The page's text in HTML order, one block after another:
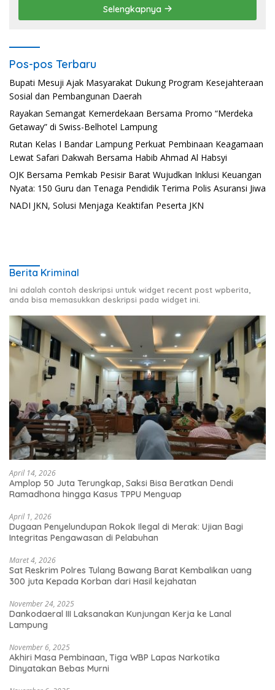
Selengkapnya
Pos-pos Terbaru
Bupati Mesuji Ajak Masyarakat Dukung Program Kesejahteraan
Sosial dan Pembangunan Daerah
Rayakan Semangat Kemerdekaan Bersama Promo “Merdeka
Getaway” di Swiss-Belhotel Lampung
Rutan Kelas I Bandar Lampung Perkuat Pembinaan Keagamaan
Lewat Safari Dakwah Bersama Habib Ahmad Al Habsyi
OJK Bersama Pemkab Pesisir Barat Wujudkan Inklusi Keuangan
Nyata: 150 Guru dan Tenaga Pendidik Terima Polis Asuransi Jiwa
NADI JKN, Solusi Menjaga Keaktifan Peserta JKN
Berita Kriminal
Ini adalah contoh deskripsi untuk widget recent post wpberita,
anda bisa memasukkan deskripsi pada widget ini.
April 14, 2026
Amplop 50 Juta Terungkap, Saksi Bisa Beratkan Dendi
Ramadhona hingga Kasus TPPU Menguap
April 1, 2026
Dugaan Penyelundupan Rokok Ilegal di Merak: Ujian Bagi
Integritas Pengawasan di Pelabuhan
Maret 4, 2026
Sat Reskrim Polres Tulang Bawang Barat Kembalikan uang
300 juta Kepada Korban dari Hasil kejahatan
November 24, 2025
Dankodaeral III Laksanakan Kunjungan Kerja ke Lanal
Lampung
November 6, 2025
Akhiri Masa Pembinaan, Tiga WBP Lapas Narkotika
Dinyatakan Bebas Murni